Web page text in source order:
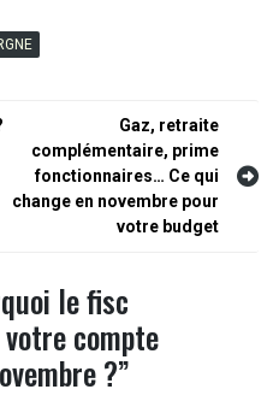
Gaz, retraite
complémentaire, prime
fonctionnaires… Ce qui
change en novembre pour
votre budget
le fisc
compte
?”